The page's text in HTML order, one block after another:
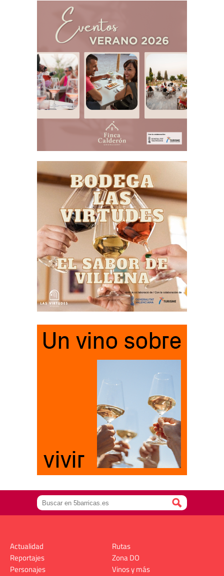
Actualidad
Reportajes
Personajes
Rutas
Zona DO
Vinos y más